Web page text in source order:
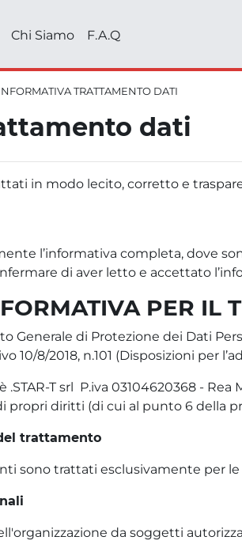
Chi Siamo F.A.Q
TRATTAMENTO DATI
dati
in modo lecito, corretto e
l’informativa completa, dove
di aver letto e accettato
PER IL
Generale di Protezione dei Dati
10/8/2018, n.101 (Disposizioni per
T srl P.iva 03104620368 -
propri diritti (di cui al punto 6 della
trattamento
sono trattati esclusivamente per
da soggetti